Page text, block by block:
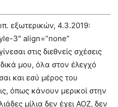
εξωτερικών, 4.3.2019:
3″ align=”none”
στις διεθνείς σχέσεις
μου, όλα στον έλεγχό
και εσύ μέρος του
όπως κάνουν μερικοί στην
μίλια δεν έχει ΑΟΖ, δεν